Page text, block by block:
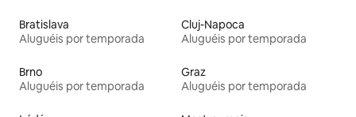
Bratislava
Aluguéis por temporada
Cluj-Napoca
Aluguéis por temporada
Brno
Aluguéis por temporada
Graz
Aluguéis por temporada